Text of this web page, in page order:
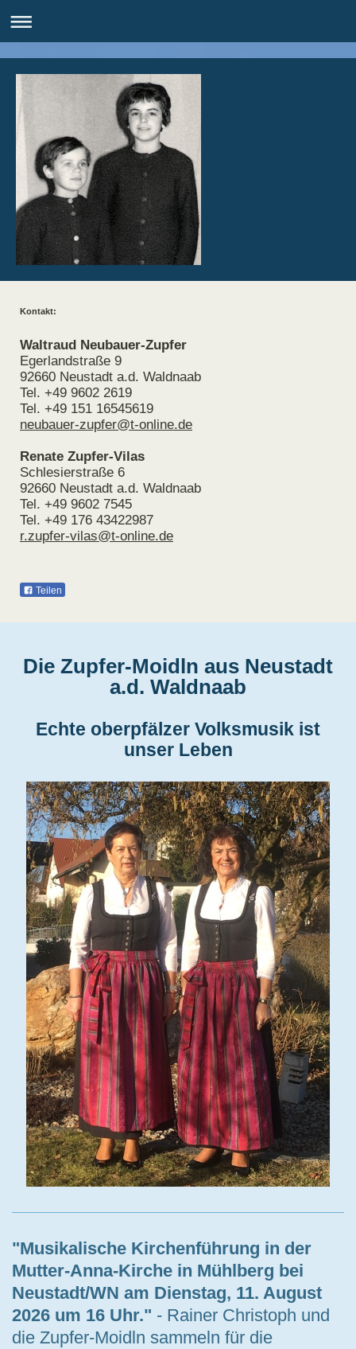
Kontakt:
Waltraud Neubauer-Zupfer
Egerlandstraße 9
92660 Neustadt a.d. Waldnaab
Tel. +49 9602 2619
Tel. +49 151 16545619
neubauer-zupfer@t-online.de
Renate Zupfer-Vilas
Schlesierstraße 6
92660 Neustadt a.d. Waldnaab
Tel. +49 9602 7545
Tel. +49 176 43422987
r.zupfer-vilas@t-online.de
Teilen
Die Zupfer-Moidln aus Neustadt
a.d. Waldnaab
Echte oberpfälzer Volksmusik ist
unser Leben
"Musikalische Kirchenführung in der
Mutter-Anna-Kirche in Mühlberg bei
Neustadt/WN am Dienstag, 11. August
2026 um 16 Uhr." - Rainer Christoph und
die Zupfer-Moidln sammeln für die